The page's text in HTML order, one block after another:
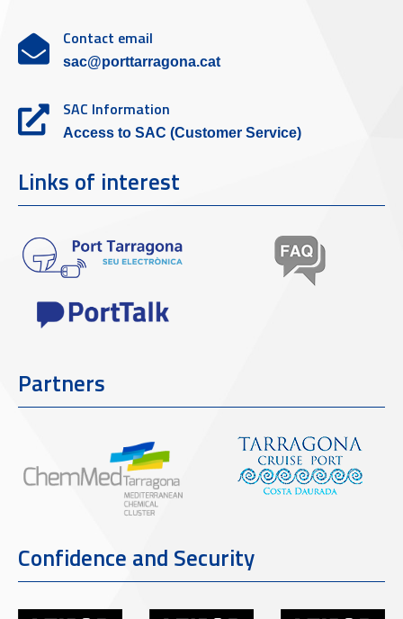
Contact email
sac@porttarragona.cat
SAC Information
Access to SAC (Customer Service)
Links of interest
Partners
Confidence and Security